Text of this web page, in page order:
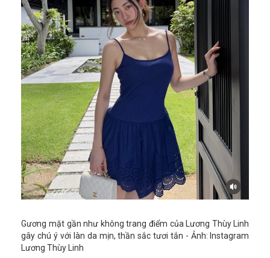
Gương mặt gần như không trang điểm của Lương Thùy Linh
gây chú ý với làn da mịn, thần sắc tươi tắn - Ảnh: Instagram
Lương Thùy Linh